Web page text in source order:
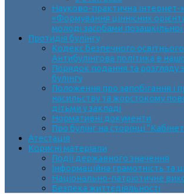
Науково-практична
«Формування ціннісних
молоді засобами позашкільної
Протидія булінгу
Кодекс безпечного
Антибулінгова політика в
Порядок подання та розгляду
булінгу
Положення про запобігання і
насильству та жорстокому
дітьми у закладі
Нормативні документи
Про булінг на сторінці
Атестація
Корисні матеріали
Події державного значення
Інформаційна грамотність та
Національно-патріотичне
Безпека життєдіяльності